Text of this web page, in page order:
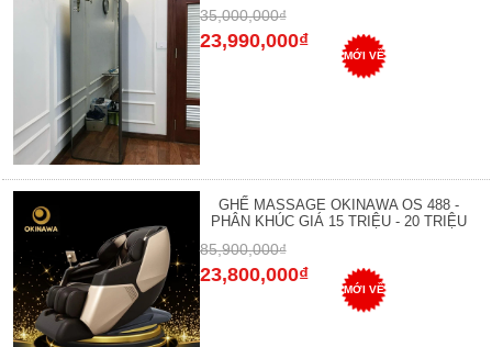
35,000,000₫
23,990,000₫
MỚI VỀ
GHẾ MASSAGE OKINAWA OS 488 -
PHÂN KHÚC GIÁ 15 TRIỆU - 20 TRIỆU
85,900,000₫
23,800,000₫
MỚI VỀ